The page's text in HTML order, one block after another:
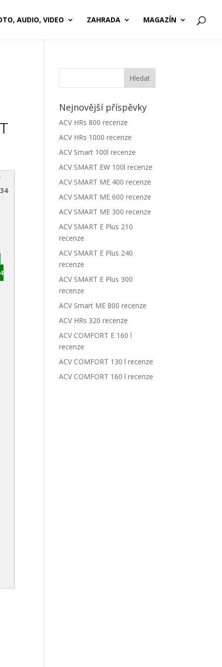
AUDIO, VIDEO ZAHRADA MAGAZÍN
Nejnovější příspěvky
ACV HRs 800 recenze
ACV HRs 1000 recenze
ACV Smart 100l recenze
ACV SMART EW 100l recenze
ACV SMART ME 400 recenze
ACV SMART ME 600 recenze
ACV SMART ME 300 recenze
ACV SMART E Plus 210
recenze
ACV SMART E Plus 240
recenze
ACV SMART E Plus 300
recenze
ACV Smart ME 800 recenze
ACV HRs 320 recenze
ACV COMFORT E 160 l
recenze
ACV COMFORT 130 l recenze
ACV COMFORT 160 l recenze